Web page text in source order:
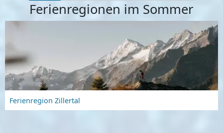
Ferienregionen im Sommer
Ferienregion Zillertal